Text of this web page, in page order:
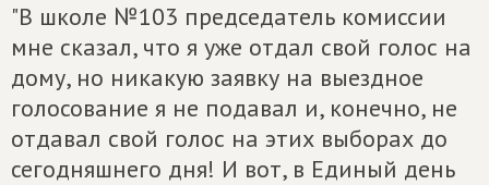
"В школе №103 председатель комиссии
мне сказал, что я уже отдал свой голос на
дому, но никакую заявку на выездное
голосование я не подавал и, конечно, не
отдавал свой голос на этих выборах до
сегодняшнего дня! И вот, в Единый день